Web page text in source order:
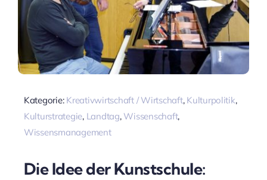
Kategorie: Kreativwirtschaft / Wirtschaft, Kulturpolitik,
Kulturstrategie, Landtag, Wissenschaft,
Wissensmanagement
Die Idee der Kunstschule: